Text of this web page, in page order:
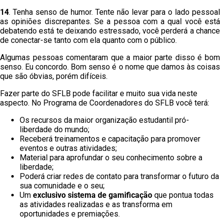
14. Tenha senso de humor. Tente não levar para o lado pessoal
as opiniões discrepantes. Se a pessoa com a qual você está
debatendo está te deixando estressado, você perderá a chance
de conectar-se tanto com ela quanto com o público.
Algumas pessoas comentaram que a maior parte disso é bom
senso. Eu concordo. Bom senso é o nome que damos às coisas
que são óbvias, porém difíceis.
Fazer parte do SFLB pode facilitar e muito sua vida neste
aspecto. No Programa de Coordenadores do SFLB você terá:
Os recursos da maior organização estudantil pró-
liberdade do mundo;
Receberá treinamentos e capacitação para promover
eventos e outras atividades;
Material para aprofundar o seu conhecimento sobre a
liberdade;
Poderá criar redes de contato para transformar o futuro da
sua comunidade e o seu;
Um exclusivo sistema de gamificação que pontua todas
as atividades realizadas e as transforma em
oportunidades e premiações.